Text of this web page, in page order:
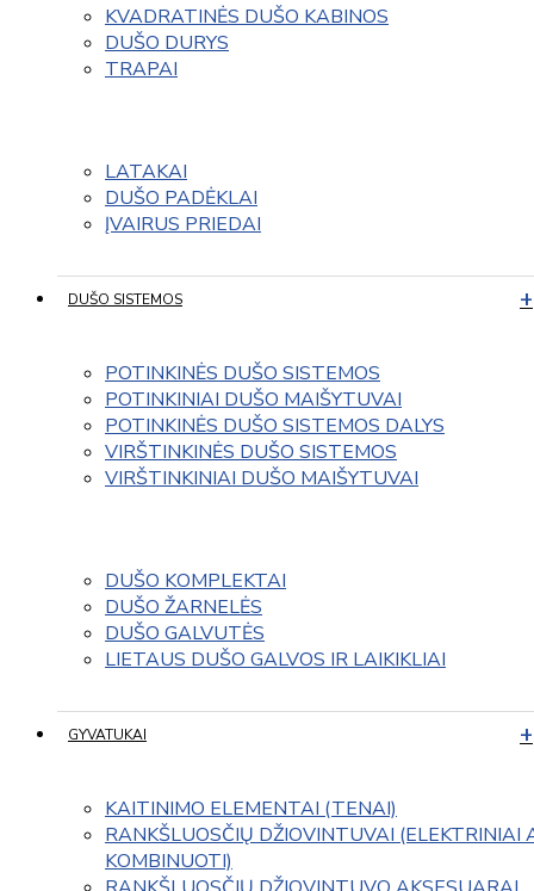
KVADRATINĖS DUŠO KABINOS
DUŠO DURYS
TRAPAI
LATAKAI
DUŠO PADĖKLAI
ĮVAIRUS PRIEDAI
DUŠO SISTEMOS
POTINKINĖS DUŠO SISTEMOS
POTINKINIAI DUŠO MAIŠYTUVAI
POTINKINĖS DUŠO SISTEMOS DALYS
VIRŠTINKINĖS DUŠO SISTEMOS
VIRŠTINKINIAI DUŠO MAIŠYTUVAI
DUŠO KOMPLEKTAI
DUŠO ŽARNELĖS
DUŠO GALVUTĖS
LIETAUS DUŠO GALVOS IR LAIKIKLIAI
GYVATUKAI
KAITINIMO ELEMENTAI (TENAI)
RANKŠLUOSČIŲ DŽIOVINTUVAI (ELEKTRINIAI
KOMBINUOTI)